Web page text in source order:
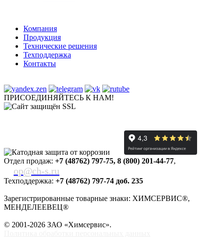
Компания
Продукция
Технические решения
Техподдержка
Контакты
ПРИСОЕДИНЯЙТЕСЬ К НАМ!
Отдел продаж: +7 (48762) 797-75, 8 (800) 201-44-77,
op@ch-s.ru
Техподдержка: +7 (48762) 797-74 доб. 235
Зарегистрированные товарные знаки: ХИМСЕРВИС®,
МЕНДЕЛЕЕВЕЦ®
© 2001-2026 ЗАО «Химсервис».